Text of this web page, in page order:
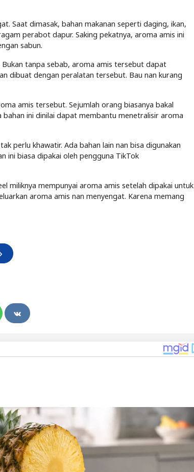
Saat dimasak, bahan makanan seperti daging, ikan,
perabot dapur. Saking pekatnya, aroma amis ini
sabun.
tanpa sebab, aroma amis tersebut dapat
dibuat dengan peralatan tersebut. Bau nan kurang
amis tersebut. Sejumlah orang biasanya bakal
bahan ini dinilai dapat membantu menetralisir aroma
perlu khawatir. Ada bahan lain nan bisa digunakan
ini biasa dipakai oleh pengguna TikTok
miliknya mempunyai aroma amis setelah dipakai untuk
aroma amis nan menyengat. Karena memang